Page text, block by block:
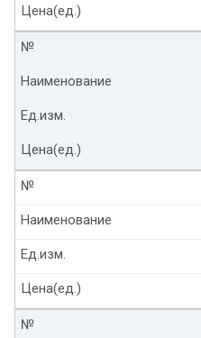
Цена(ед.)
№
Наименование
Ед.изм.
Цена(ед.)
№
Наименование
Ед.изм.
Цена(ед.)
№